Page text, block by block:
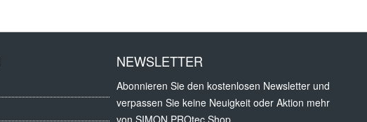
NEWSLETTER
Abonnieren Sie den kostenlosen Newsletter und
verpassen Sie keine Neuigkeit oder Aktion mehr
von SIMON PROtec Shop.